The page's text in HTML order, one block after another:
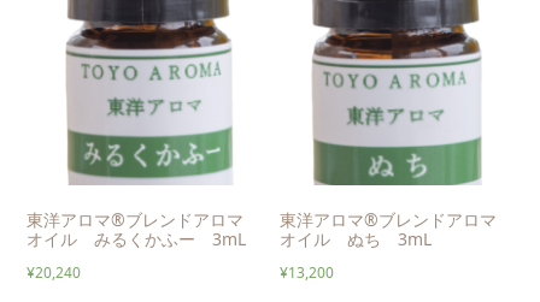
東洋アロマ®ブレンドアロマ
オイル みるくかふー 3mL
¥20,240
東洋アロマ®ブレンドアロマ
オイル ぬち 3mL
¥13,200